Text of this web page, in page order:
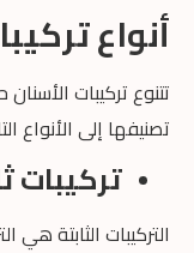
أنواع
تتنوع تركيبات
تصنيفها إلى الأنواع
تركيبات
التركيبات الثابتة هي